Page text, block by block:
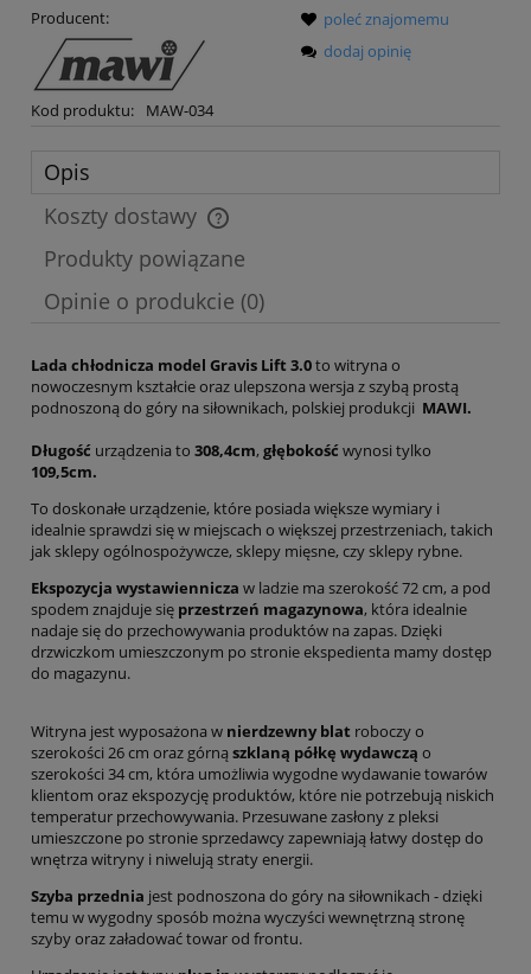
Producent:
Kod produktu: MAW-034
poleć znajomemu
dodaj opinię
Opis
Koszty dostawy
Cena nie zawiera ewentualnych kosztów płatności
Produkty powiązane
Opinie o produkcie (0)
Lada chłodnicza model Gravis Lift 3.0to witryna o
nowoczesnym kształcie oraz ulepszona wersja z szybą prostą
podnoszoną do góry na siłownikach, polskiej produkcji MAWI.
Długość urządzenia to 308,4cm, głębokość wynosi tylko
109,5cm.
To doskonałe urządzenie, które posiada większe wymiary i
idealnie sprawdzi się w miejscach o większej przestrzeniach, takich
jak sklepy ogólnospożywcze, sklepy mięsne, czy sklepy rybne.
Ekspozycja wystawiennicza w ladzie ma szerokość 72 cm, a pod
spodem znajduje się przestrzeń magazynowa, która idealnie
nadaje się do przechowywania produktów na zapas. Dzięki
drzwiczkom umieszczonym po stronie ekspedienta mamy dostęp
do magazynu.
Witryna jest wyposażona w nierdzewny blat roboczy o
szerokości 26 cm oraz górną szklaną półkę wydawczą o
szerokości 34 cm, która umożliwia wygodne wydawanie towarów
klientom oraz ekspozycję produktów, które nie potrzebują niskich
temperatur przechowywania. Przesuwane zasłony z pleksi
umieszczone po stronie sprzedawcy zapewniają łatwy dostęp do
wnętrza witryny i niwelują straty energii.
Szyba przednia jest podnoszona do góry na siłownikach - dzięki
temu w wygodny sposób można wyczyści wewnętrzną stronę
szyby oraz załadować towar od frontu.